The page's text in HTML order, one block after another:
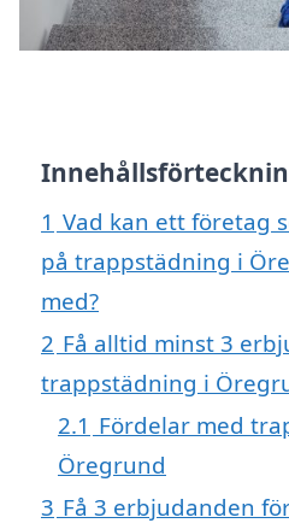
1 Vad kan ett företag
på trappstädning i
med?
2 Få alltid minst 3
trappstädning i
2.1 Fördelar med
Öregrund
3 Få 3 erbjudanden